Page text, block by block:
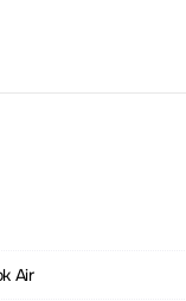
Air